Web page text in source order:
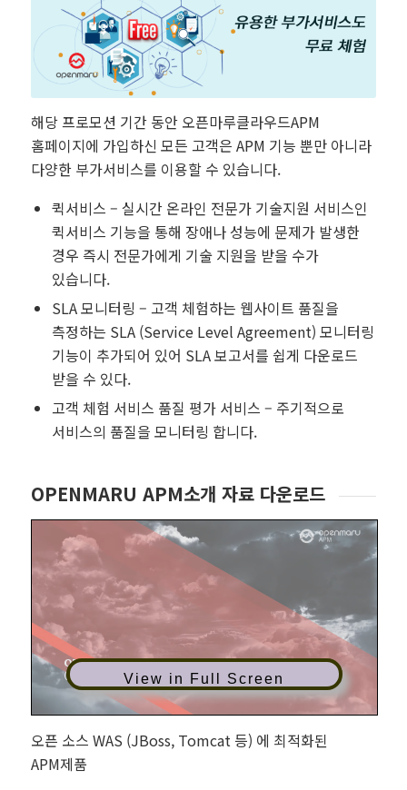
해당 프로모션 기간 동안 오픈마루클라우드APM
홈페이지에 가입하신 모든 고객은 APM 기능 뿐만 아니라
다양한 부가서비스를 이용할 수 있습니다.
퀵서비스 – 실시간 온라인 전문가 기술지원 서비스인
퀵서비스 기능을 통해 장애나 성능에 문제가 발생한
경우 즉시 전문가에게 기술 지원을 받을 수가
있습니다.
SLA 모니터링 – 고객 체험하는 웹사이트 품질을
측정하는 SLA (Service Level Agreement) 모니터링
기능이 추가되어 있어 SLA 보고서를 쉽게 다운로드
받을 수 있다.
고객 체험 서비스 품질 평가 서비스 – 주기적으로
서비스의 품질을 모니터링 합니다.
OPENMARU APM소개 자료 다운로드
View in Full Screen
오픈 소스 WAS (JBoss, Tomcat 등) 에 최적화된
APM제품